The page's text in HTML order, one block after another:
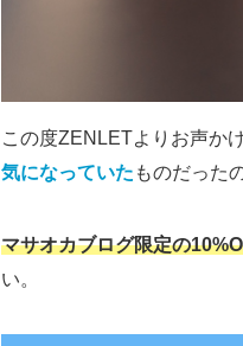
この度ZENLETよりお声か
気になっていた ものだった
マサオカブログ限定の
い。